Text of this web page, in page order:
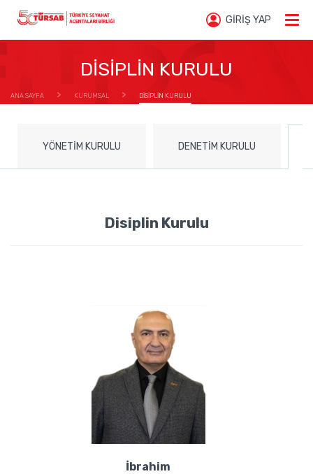
GİRİŞ YAP
DİSİPLİN KURULU
ANA SAYFA KURUMSAL DİSİPLİN KURULU
YÖNETİM KURULU DENETİM KURULU
Disiplin Kurulu
İbrahim